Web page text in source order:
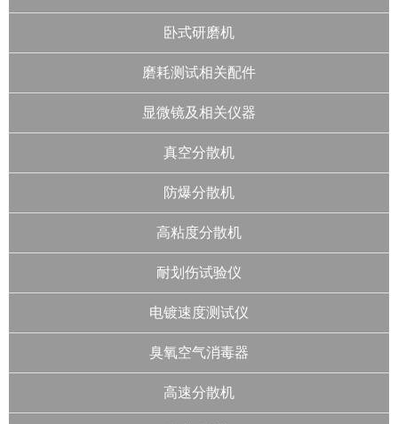
卧式研磨机
磨耗测试相关配件
显微镜及相关仪器
真空分散机
防爆分散机
高粘度分散机
耐划伤试验仪
电镀速度测试仪
臭氧空气消毒器
高速分散机